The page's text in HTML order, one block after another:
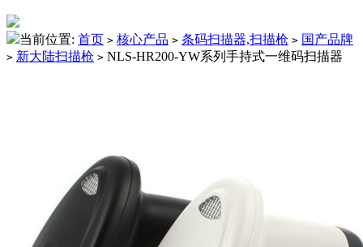
当前位置: 首页 > 核心产品 > 条码扫描器,扫描枪 > 国产品牌
> 新大陆扫描枪 > NLS-HR200-YW系列手持式一维码扫描器